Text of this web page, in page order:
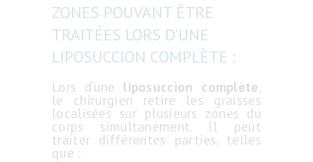
ZONES POUVANT ÊTRE
TRAITÉES LORS D’UNE
LIPOSUCCION COMPLÈTE :
Lors d’une liposuccion complète,
le chirurgien retire les graisses
localisées sur plusieurs zones du
corps simultanément. Il peut
traiter différentes parties, telles
que :